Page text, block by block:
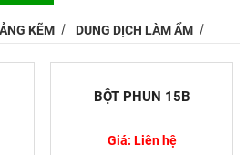
KẼM DUNG DỊCH LÀM ẨM
BỘT PHUN 15B
Giá: Liên hệ
mua hàng của người dùng. Vì...
NMP Là Gì? Khám Phá Toàn
Diện Tính Chất, Ứng Dụng Và
Cách Sử Dụng An Toàn
một dung môi hữu cơ quan trọng,